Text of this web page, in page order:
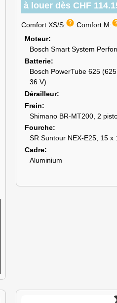
à louer dès CHF
Comfort XS/S:help Comfort M:
Moteur
Bosch Smart System
Batterie
Bosch PowerTube 625
36 V)
Dérailleur
Frein
Shimano BR-MT200, 2
Fourche
SR Suntour NEX-E25, 15 x
Cadre
Aluminium